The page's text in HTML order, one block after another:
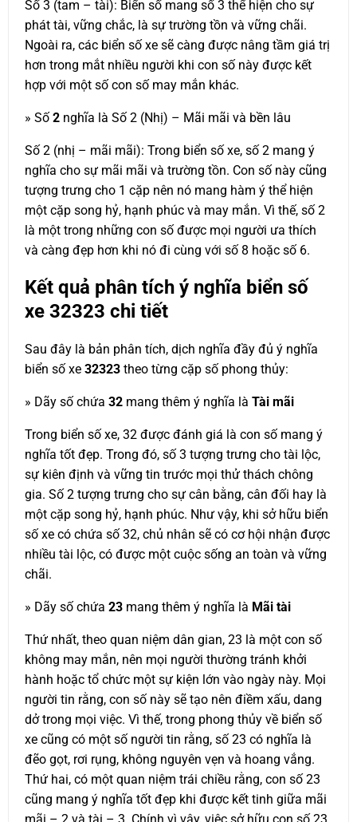
Số 3 (tam – tài): Biển số mang số 3 thể hiện cho sự
phát tài, vững chắc, là sự trường tồn và vững chãi.
Ngoài ra, các biển số xe sẽ càng được nâng tầm giá trị
hơn trong mắt nhiều người khi con số này được kết
hợp với một số con số may mắn khác.
» Số2 nghĩa là Số 2 (Nhị) – Mãi mãi và bền lâu
Số 2 (nhị – mãi mãi): Trong biển số xe, số 2 mang ý
nghĩa cho sự mãi mãi và trường tồn. Con số này cũng
tượng trưng cho 1 cặp nên nó mang hàm ý thể hiện
một cặp song hỷ, hạnh phúc và may mắn. Vì thế, số 2
là một trong những con số được mọi người ưa thích
và càng đẹp hơn khi nó đi cùng với số 8 hoặc số 6.
Kết quả phân tích ý nghĩa biển số
xe 32323 chi tiết
Sau đây là bản phân tích, dịch nghĩa đầy đủ ý nghĩa
biển số xe 32323 theo từng cặp số phong thủy:
» Dãy số chứa 32 mang thêm ý nghĩa là Tài mãi
Trong biển số xe, 32 được đánh giá là con số mang ý
nghĩa tốt đẹp. Trong đó, số 3 tượng trưng cho tài lộc,
sự kiên định và vững tin trước mọi thử thách chông
gia. Số 2 tượng trưng cho sự cân bằng, cân đối hay là
một cặp song hỷ, hạnh phúc. Như vậy, khi sở hữu biển
số xe có chứa số 32, chủ nhân sẽ có cơ hội nhận được
nhiều tài lộc, có được một cuộc sống an toàn và vững
chãi.
» Dãy số chứa 23 mang thêm ý nghĩa là Mãi tài
Thứ nhất, theo quan niệm dân gian, 23 là một con số
không may mắn, nên mọi người thường tránh khởi
hành hoặc tổ chức một sự kiện lớn vào ngày này. Mọi
người tin rằng, con số này sẽ tạo nên điềm xấu, dang
dở trong mọi việc. Vì thế, trong phong thủy về biển số
xe cũng có một số người tin rằng, số 23 có nghĩa là
đẽo gọt, rơi rụng, không nguyên vẹn và hoang vắng.
Thứ hai, có một quan niệm trái chiều rằng, con số 23
cũng mang ý nghĩa tốt đẹp khi được kết tinh giữa mãi